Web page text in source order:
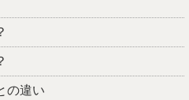
違い
高い整体ではどちらが良い
欲しい5つのこと